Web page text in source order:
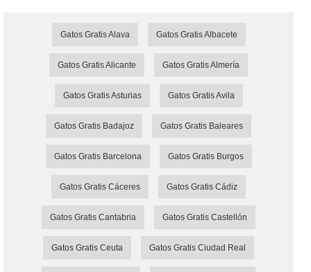
Gatos Gratis Alava Gatos Gratis Albacete
Gatos Gratis Alicante Gatos Gratis Almería
Gatos Gratis Asturias Gatos Gratis Avila
Gatos Gratis Badajoz Gatos Gratis Baleares
Gatos Gratis Barcelona Gatos Gratis Burgos
Gatos Gratis Cáceres Gatos Gratis Cádiz
Gatos Gratis Cantabria Gatos Gratis Castellón
Gatos Gratis Ceuta Gatos Gratis Ciudad Real